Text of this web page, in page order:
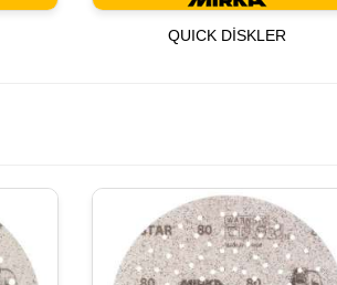
QUICK DİSKLER